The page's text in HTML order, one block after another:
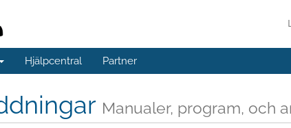
Hjälpcentral Partner
Manualer, program, och